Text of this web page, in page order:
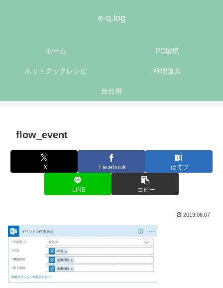
e-q.log
ホーム PC環境
ホットクックレシピ 料理道具
自分用
flow_event
X Facebook はてブ
LINE コピー
2019.06.07